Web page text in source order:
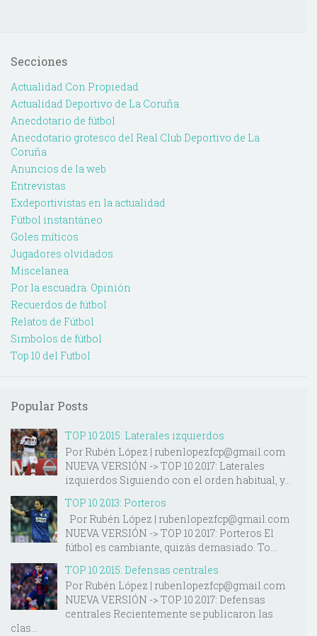
Secciones
Actualidad Con Propiedad
Actualidad Deportivo de La Coruña
Anecdotario de fútbol
Anecdotario grotesco del Real Club Deportivo de La
Coruña
Anuncios de la web
Entrevistas
Exdeportivistas en la actualidad
Fútbol instantáneo
Goles míticos
Jugadores olvidados
Miscelanea
Por la escuadra. Opinión
Recuerdos de fútbol
Relatos de Fútbol
Simbolos de fútbol
Top 10 del Futbol
Popular Posts
TOP 10 2015: Laterales izquierdos
Por Rubén López | rubenlopezfcp@gmail.com
NUEVA VERSIÓN -> TOP 10 2017: Laterales
izquierdos Siguiendo con el orden habitual, y...
TOP 10 2013: Porteros
Por Rubén López | rubenlopezfcp@gmail.com
NUEVA VERSIÓN -> TOP 10 2017: Porteros El
fútbol es cambiante, quizás demasiado. To...
TOP 10 2015: Defensas centrales
Por Rubén López | rubenlopezfcp@gmail.com
NUEVA VERSIÓN -> TOP 10 2017: Defensas
centrales Recientemente se publicaron las
clas...